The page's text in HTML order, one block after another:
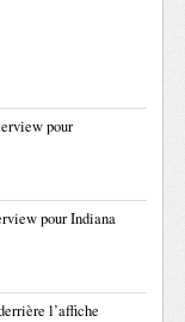
pour
pour Indiana
l’affiche